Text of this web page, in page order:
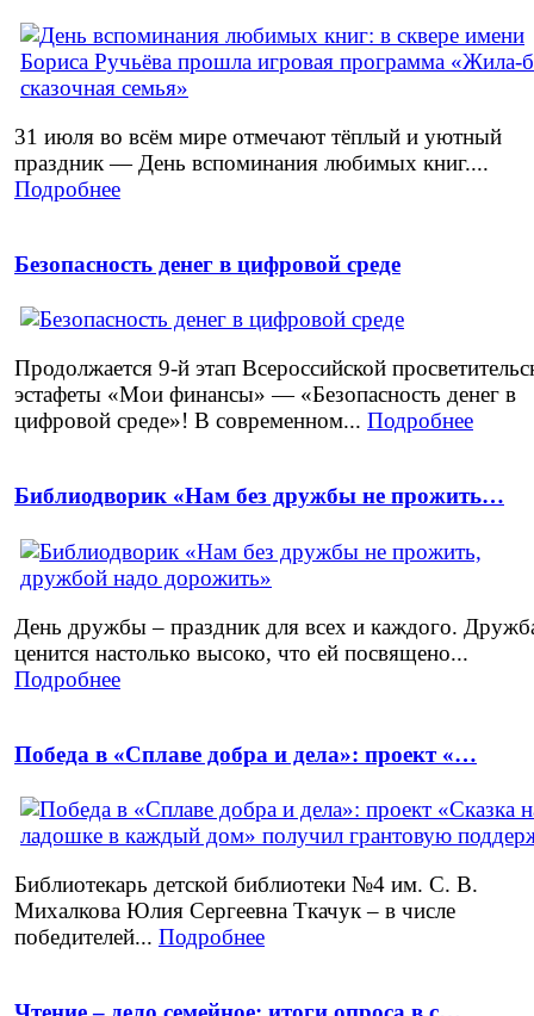
31 июля во всём мире отмечают тёплый и уютный
праздник — День вспоминания любимых книг....
Подробнее
Безопасность денег в цифровой среде
Продолжается 9‑й этап Всероссийской
эстафеты «Мои финансы» — «Безопасность денег в
цифровой среде»! В современном... Подробнее
Библиодворик «Нам без дружбы не прожить…
День дружбы – праздник для всех и каждого.
ценится настолько высоко, что ей посвящено...
Подробнее
Победа в «Сплаве добра и дела»: проект «…
Библиотекарь детской библиотеки №4 им. С. В.
Михалкова Юлия Сергеевна Ткачук – в числе
победителей... Подробнее